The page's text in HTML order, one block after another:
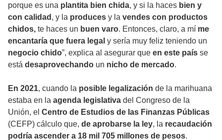
porque es una plantita bien chida, y si la haces bien y
con calidad , y la produces y la vendes con productos
chidos, te haces un buen varo. Entonces, claro, a mí me
encantaría que fuera legal y sería muy feliz teniendo un
negocio chido”, explica al asegurar que en este país se
está desaprovechando un nicho de mercado.
En 2021, cuando la posible legalización de la marihuana
estaba en la agenda legislativa del Congreso de la
Unión, el Centro de Estudios de las Finanzas Públicas
(CEFP) cálculo que, de aprobarse la ley, la recaudación
podría ascender a 18 mil 705 millones de pesos.